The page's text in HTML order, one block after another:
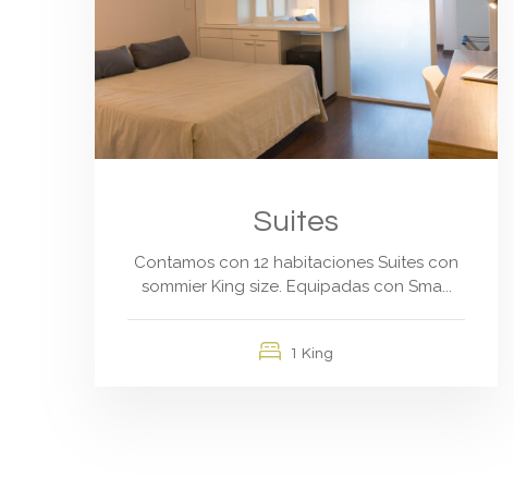
Suites
Contamos con 12 habitaciones Suites con
sommier King size. Equipadas con Sma...
1 King